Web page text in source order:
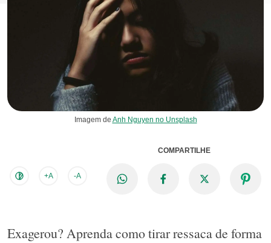
Imagem de Anh Nguyen no Unsplash
+A -A
COMPARTILHE
Exagerou? Aprenda como tirar ressaca de forma